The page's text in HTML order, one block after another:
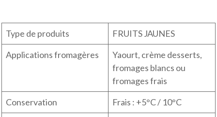
Type de produits
FRUITS JAUNES
Applications fromagères
Yaourt, crème desserts,
fromages blancs ou
fromages frais
Conservation
Frais : +5°C / 10°C